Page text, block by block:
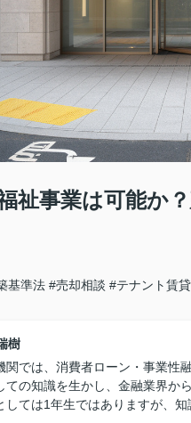
祉事業は可能か
基準法 #売却相談 #テナント賃貸
樹
関では、消費者ローン・事業性
ての知識を生かし、金融業界か
しては1年生ではありますが、